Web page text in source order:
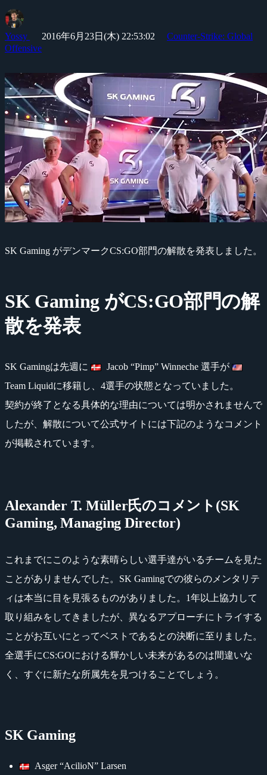
Yossy 2016年6月23日(木) 22:53:02
Counter-Strike: Global
Offensive
SK Gaming がデンマークCS:GO部門の解散を発表しました。
SK Gaming がCS:GO部門の解
散を発表
SK Gamingは先週に
Jacob “Pimp” Winneche 選手が
Team Liquidに移籍し、4選手の状態となっていました。
契約が終了となる具体的な理由については明かされませんで
したが、解散について公式サイトには下記のようなコメント
が掲載されています。
Alexander T. Müller氏のコメント(SK
Gaming, Managing Director)
これまでにこのような素晴らしい選手達がいるチームを見た
ことがありませんでした。SK Gamingでの彼らのメンタリテ
ィは本当に目を見張るものがありました。1年以上協力して
取り組みをしてきましたが、異なるアプローチにトライする
ことがお互いにとってベストであるとの決断に至りました。
全選手にCS:GOにおける輝かしい未来があるのは間違いな
く、すぐに新たな所属先を見つけることでしょう。
SK Gaming
Asger “AcilioN” Larsen